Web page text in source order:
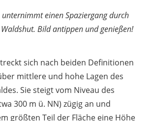
unternimmt einen Spaziergang durch
Bild antippen und genießen!
sich nach beiden Definitionen
mittlere und hohe Lagen des
Sie steigt vom Niveau des
300 m ü. NN) zügig an und
größten Teil der Fläche eine Höhe